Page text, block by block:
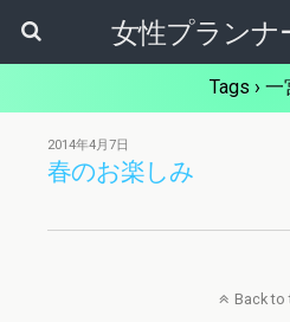
女性プランナ
Tags ›
2014年4月7日
春のお楽しみ
Back to